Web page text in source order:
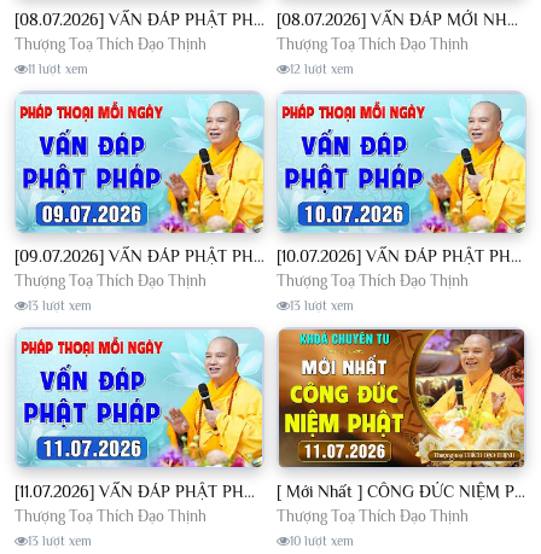
[08.07.2026] VẤN ĐÁP PHẬT PHÁP - Nghe Thầy giảng Pháp mỗi ngày CÔNG ĐỨC VÔ LƯỢNG│TT. Thích Đạo Thịnh
Thượng Toạ Thích Đạo Thịnh
11 lượt xem
[08.07.2026] VẤN ĐÁP MỚI NHẤT - Pháp Hội Địa Tạng Chùa Khai Nguyên | TT. Thích Đạo Thịnh
Thượng Toạ Thích Đạo Thịnh
12 lượt xem
[09.07.2026] VẤN ĐÁP PHẬT PHÁP - Nghe Thầy giảng Pháp mỗi ngày CÔNG ĐỨC VÔ LƯỢNG│TT. Thích Đạo Thịnh
Thượng Toạ Thích Đạo Thịnh
13 lượt xem
[10.07.2026] VẤN ĐÁP PHẬT PHÁP - Nghe Thầy giảng Pháp mỗi ngày CÔNG ĐỨC VÔ LƯỢNG│TT. Thích Đạo Thịnh
Thượng Toạ Thích Đạo Thịnh
13 lượt xem
[11.07.2026] VẤN ĐÁP PHẬT PHÁP - Nghe Thầy giảng Pháp mỗi ngày CÔNG ĐỨC VÔ LƯỢNG│TT. Thích Đạo Thịnh
Thượng Toạ Thích Đạo Thịnh
13 lượt xem
[ Mới Nhất ] CÔNG ĐỨC NIỆM PHẬT - Khoá Chuyên Tu Chùa Khai Nguyên 11/07/2026 | TT. Thích Đạo Thịnh
Thượng Toạ Thích Đạo Thịnh
10 lượt xem